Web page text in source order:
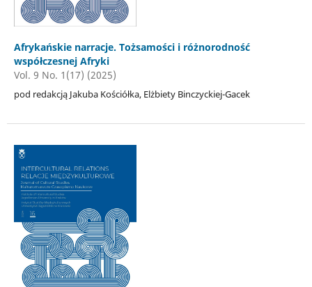
Afrykańskie narracje. Tożsamości i różnorodność
współczesnej Afryki
Vol. 9 No. 1(17) (2025)
pod redakcją Jakuba Kościółka, Elżbiety Binczyckiej-Gacek